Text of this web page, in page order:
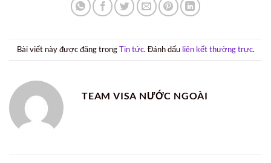
Bài viết này được đăng trongTin tức. Đánh dấu liên kết thường trực.
TEAM VISA NƯỚC NGOÀI